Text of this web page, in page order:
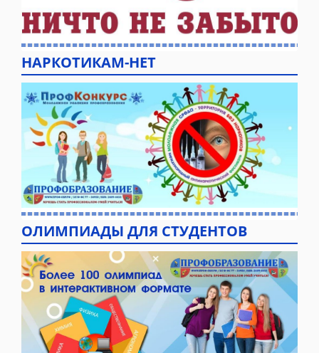
НАРКОТИКАМ-НЕТ
ОЛИМПИАДЫ ДЛЯ СТУДЕНТОВ